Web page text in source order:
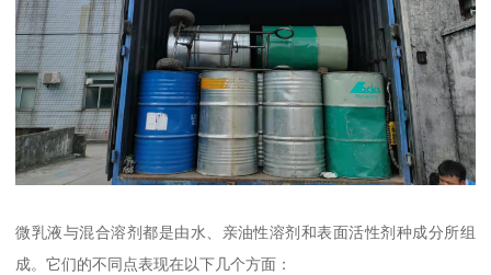
微乳液与混合溶剂都是由水、亲油性溶剂和表面活性剂种成分所组
成。它们的不同点表现在以下几个方面：